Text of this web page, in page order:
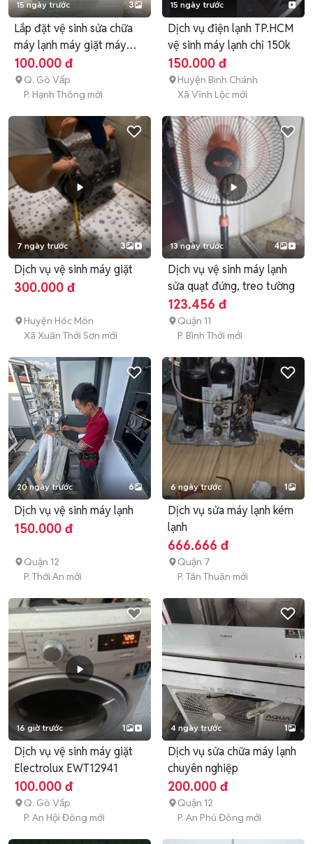
15 ngày trước 3
Lắp đặt vệ sinh sửa chữa
máy lạnh máy giặt máy
lọc
100.000 đ
Q. Gò Vấp
P. Hạnh Thông mới
15 ngày trước
Dịch vụ điện lạnh TP.HCM
vệ sinh máy lạnh chỉ 150k
150.000 đ
Huyện Bình Chánh
Xã Vĩnh Lộc mới
7 ngày trước 3
Dịch vụ vệ sinh máy giặt
300.000 đ
Huyện Hóc Môn
Xã Xuân Thới Sơn mới
13 ngày trước 4
Dịch vụ vệ sinh máy lạnh
sửa quạt đứng, treo tường
123.456 đ
Quận 11
P. Bình Thới mới
20 ngày trước 6
Dịch vụ vệ sinh máy lạnh
150.000 đ
Quận 12
P. Thới An mới
6 ngày trước 1
Dịch vụ sửa máy lạnh kém
lạnh
666.666 đ
Quận 7
P. Tân Thuận mới
16 giờ trước 1
Dịch vụ vệ sinh máy giặt
Electrolux EWT12941
100.000 đ
Q. Gò Vấp
P. An Hội Đông mới
4 ngày trước 1
Dịch vụ sửa chữa máy lạnh
chuyên nghiệp
200.000 đ
Quận 12
P. An Phú Đông mới